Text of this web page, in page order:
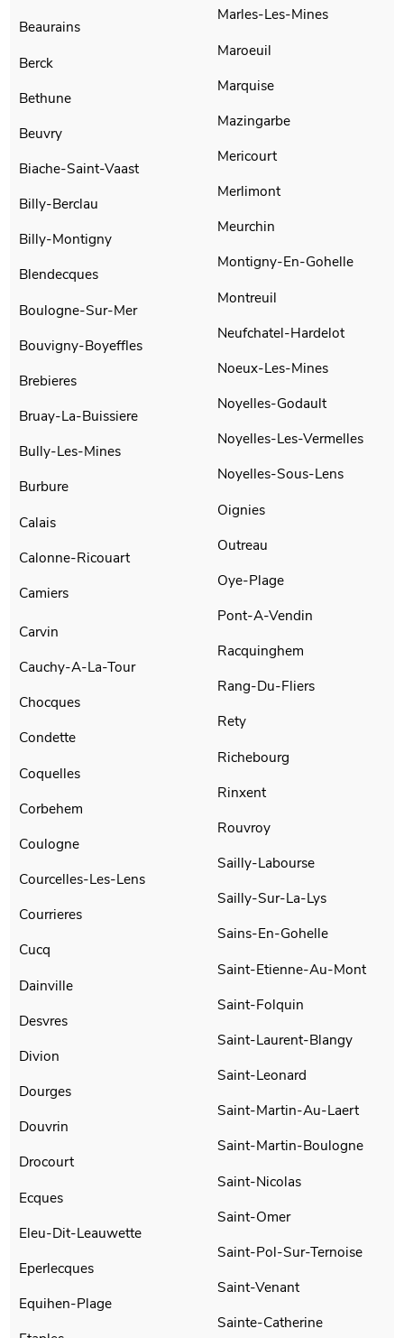
Beaurains
Berck
Bethune
Beuvry
Biache-Saint-Vaast
Billy-Berclau
Billy-Montigny
Blendecques
Boulogne-Sur-Mer
Bouvigny-Boyeffles
Brebieres
Bruay-La-Buissiere
Bully-Les-Mines
Burbure
Calais
Calonne-Ricouart
Camiers
Carvin
Cauchy-A-La-Tour
Chocques
Condette
Coquelles
Corbehem
Coulogne
Courcelles-Les-Lens
Courrieres
Cucq
Dainville
Desvres
Divion
Dourges
Douvrin
Drocourt
Ecques
Eleu-Dit-Leauwette
Eperlecques
Equihen-Plage
Marles-Les-Mines
Maroeuil
Marquise
Mazingarbe
Mericourt
Merlimont
Meurchin
Montigny-En-Gohelle
Montreuil
Neufchatel-Hardelot
Noeux-Les-Mines
Noyelles-Godault
Noyelles-Les-Vermelles
Noyelles-Sous-Lens
Oignies
Outreau
Oye-Plage
Pont-A-Vendin
Racquinghem
Rang-Du-Fliers
Rety
Richebourg
Rinxent
Rouvroy
Sailly-Labourse
Sailly-Sur-La-Lys
Sains-En-Gohelle
Saint-Etienne-Au-Mont
Saint-Folquin
Saint-Laurent-Blangy
Saint-Leonard
Saint-Martin-Au-Laert
Saint-Martin-Boulogne
Saint-Nicolas
Saint-Omer
Saint-Pol-Sur-Ternoise
Saint-Venant
Sainte-Catherine